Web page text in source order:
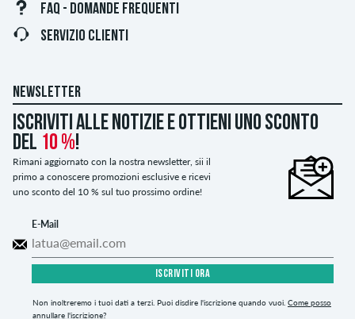
FAQ - DOMANDE FREQUENTI
SERVIZIO CLIENTI
NEWSLETTER
Iscriviti alle notizie e ottieni uno sconto
del 10 %!
Rimani aggiornato con la nostra newsletter, sii il
primo a conoscere promozioni esclusive e ricevi
uno sconto del 10 % sul tuo prossimo ordine!
E-Mail
ISCRIVITI ORA
Non inoltreremo i tuoi dati a terzi. Puoi disdire l'iscrizione quando vuoi. Come posso
annullare l'iscrizione?